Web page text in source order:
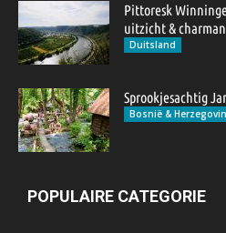
Pittoresk
uitzicht &
Duitsland
Sprookjesachtig
Bosnië &
POPULAIRE CATEGORIE